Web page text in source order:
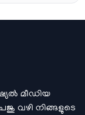
മീഡിയ
വഴി നിങ്ങളുടെ